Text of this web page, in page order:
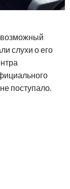
плитку
новые